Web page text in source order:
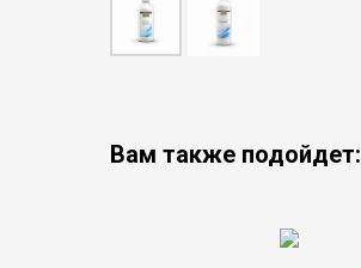
Вам также подойдет: